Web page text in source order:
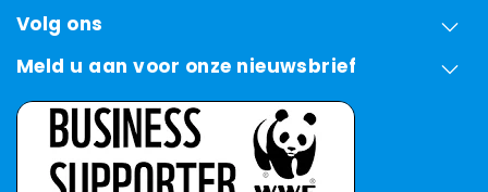
Volg ons
Meld u aan voor onze nieuwsbrief